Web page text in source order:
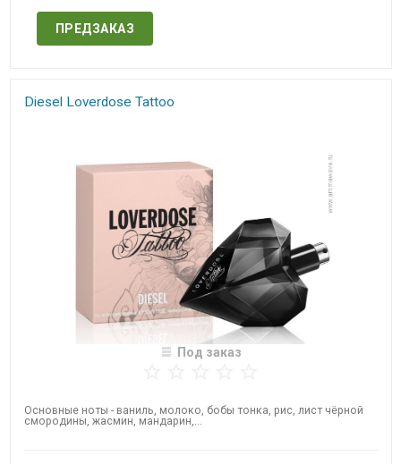
ПРЕДЗАКАЗ
Diesel Loverdose Tattoo​​​
Под заказ
Основные ноты - ваниль, молоко, бобы тонка, рис, лист чёрной
смородины, жасмин, мандарин,...